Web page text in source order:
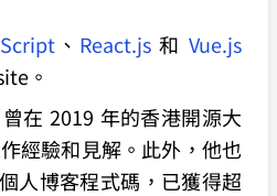
、 React.js 和 Vue.js
。
在 2019 年的香港開源大
經驗和見解。此外，他也
人博客程式碼，已獲得超